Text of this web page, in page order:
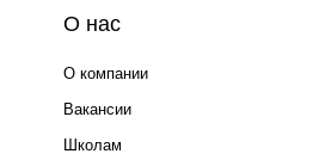
О нас
О компании
Вакансии
Школам